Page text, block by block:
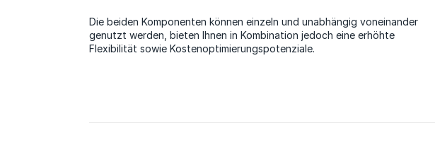
Die beiden Komponenten können einzeln und unabhängig voneinander
genutzt werden, bieten Ihnen in Kombination jedoch eine erhöhte
Flexibilität sowie Kostenoptimierungspotenziale.